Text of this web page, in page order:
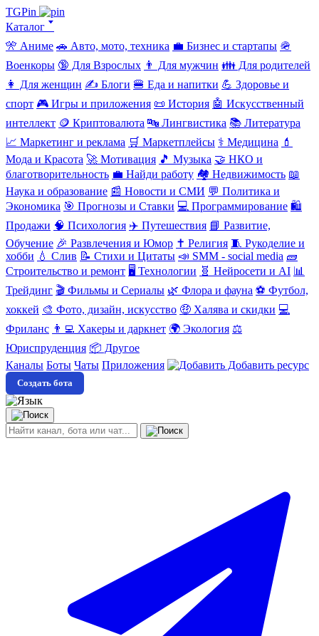
TGPin
Каталог 🢓
🎌 Аниме 🚗 Авто, мото, техника 💼 Бизнес и стартапы 🪖
Военкоры 🔞 Для Взрослых 👨 Для мужчин 👪 Для родителей
👩 Для женщин ✍️ Блоги 🍔 Еда и напитки 💪 Здоровье и
спорт 🎮 Игры и приложения 📜 История 🤖 Искусственный
интеллект 🪙 Криптовалюта 🔤 Лингвистика 📚 Литература
📈 Маркетинг и реклама 🛒 Маркетплейсы ⚕️ Медицина 💄
Мода и Красота 🚀 Мотивация 🎵 Музыка 🤝 НКО и
благотворительность 💼 Найди работу 🏘️ Недвижимость 📖
Наука и образование 📰 Новости и СМИ 💬 Политика и
Экономика 🎯 Прогнозы и Ставки 💻 Программирование 🛍️
Продажи 🧠 Психология ✈️ Путешествия 📘 Развитие,
Обучение 🎉 Развлечения и Юмор ✝️ Религия 🧵 Рукоделие и
хобби 💧 Слив 📝 Стихи и Цитаты 📣 SMM - social media 🧱
Строительство и ремонт 🖥️ Технологии 🧬 Нейросети и AI 📊
Трейдинг 🎬 Фильмы и Сериалы 🌿 Флора и фауна ⚽ Футбол,
хоккей 🎨 Фото, дизайн, искусство 🤑 Халява и скидки 💻
Фриланс 👨‍💻 Хакеры и даркнет 🌍 Экология ⚖️
Юриспруденция 📦 Другое
Каналы Боты Чаты Приложения Добавить ресурс
Создать бота